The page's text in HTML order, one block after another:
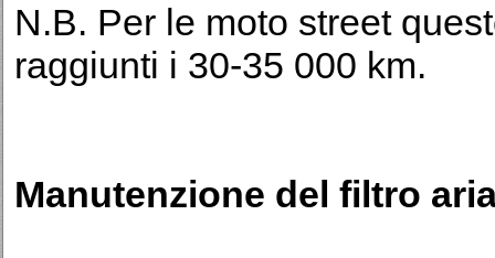
N.B. Per le moto street
raggiunti i 30-35 000 km.
Manutenzione del filtro